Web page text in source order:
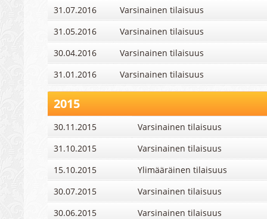
31.07.2016
Varsinainen tilaisuus
31.05.2016
Varsinainen tilaisuus
30.04.2016
Varsinainen tilaisuus
31.01.2016
Varsinainen tilaisuus
2015
30.11.2015
Varsinainen tilaisuus
31.10.2015
Varsinainen tilaisuus
15.10.2015
Ylimääräinen tilaisuus
30.07.2015
Varsinainen tilaisuus
30.06.2015
Varsinainen tilaisuus